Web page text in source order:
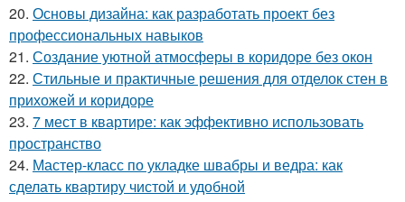
20. Основы дизайна: как разработать проект без
профессиональных навыков
21. Создание уютной атмосферы в коридоре без окон
22. Стильные и практичные решения для отделок стен в
прихожей и коридоре
23. 7 мест в квартире: как эффективно использовать
пространство
24. Мастер-класс по укладке швабры и ведра: как
сделать квартиру чистой и удобной